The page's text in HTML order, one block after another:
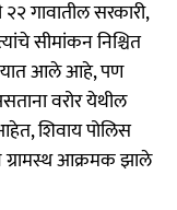
गावातील सरकारी,
सीमांकन निश्चित
आले आहे, पण
वरोर येथील
शिवाय पोलिस
आक्रमक झाले